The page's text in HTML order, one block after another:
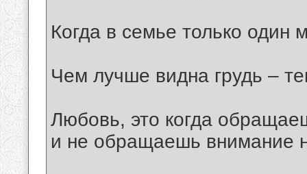
Когда в семье только один
Чем лучше видна грудь –
Любовь, это когда
и не обращаешь внимание